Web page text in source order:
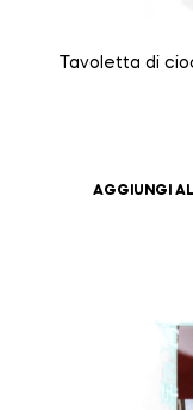
Tavoletta di
AGGIUNGI